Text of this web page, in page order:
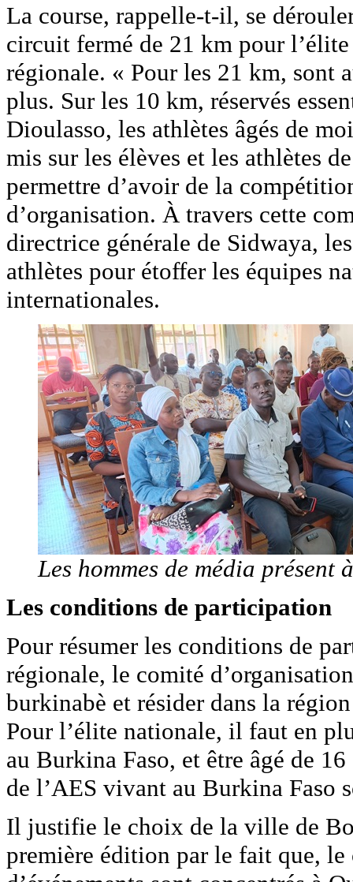
La course, rappelle-t-il, se
circuit fermé de 21 km pour
régionale. « Pour les 21 km, sont
plus. Sur les 10 km, réservés
Dioulasso, les athlètes âgés de
mis sur les élèves et les athlètes
permettre d’avoir de la
d’organisation. À travers cette
directrice générale de Sidwaya,
athlètes pour étoffer les équipes
internationales.
Les hommes de média présent
Les conditions de participation
Pour résumer les conditions de
régionale, le comité
burkinabè et résider dans la
Pour l’élite nationale, il faut en
au Burkina Faso, et être âgé de
de l’AES vivant au Burkina Faso
Il justifie le choix de la ville de
première édition par le fait que,